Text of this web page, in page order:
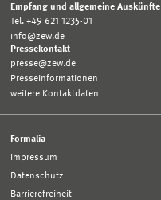
Empfang und allgemeine Auskünfte
Tel. +49 621 1235-01
info@zew.de
Pressekontakt
presse@zew.de
Presseinformationen
weitere Kontaktdaten
Formalia
Impressum
Datenschutz
Barrierefreiheit